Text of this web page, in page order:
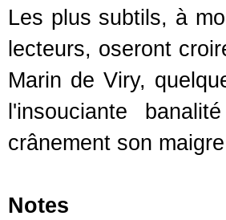
Les plus subtils, à
lecteurs, oseront
Marin de Viry,
l'insouciante
crânement son
Notes